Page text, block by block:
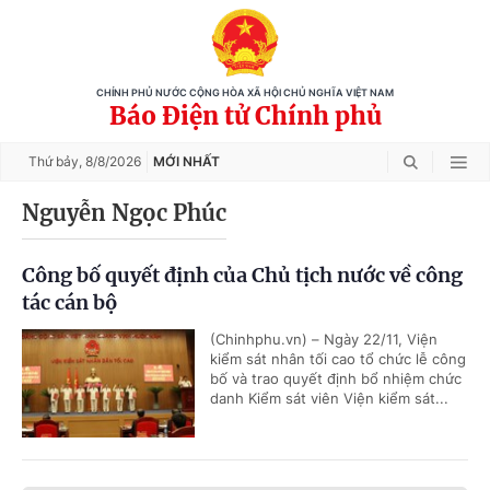
CHÍNH PHỦ NƯỚC CỘNG HÒA XÃ HỘI CHỦ NGHĨA VIỆT NAM
Báo Điện tử Chính phủ
Thứ bảy, 8/8/2026 MỚI NHẤT
Nguyễn Ngọc Phúc
Công bố quyết định của Chủ tịch nước về công
tác cán bộ
(Chinhphu.vn) – Ngày 22/11, Viện
kiểm sát nhân tối cao tổ chức lễ công
bố và trao quyết định bổ nhiệm chức
danh Kiểm sát viên Viện kiểm sát...